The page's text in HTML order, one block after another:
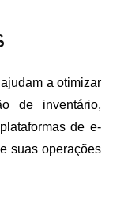
a otimizar
de inventário,
de e-
suas operações